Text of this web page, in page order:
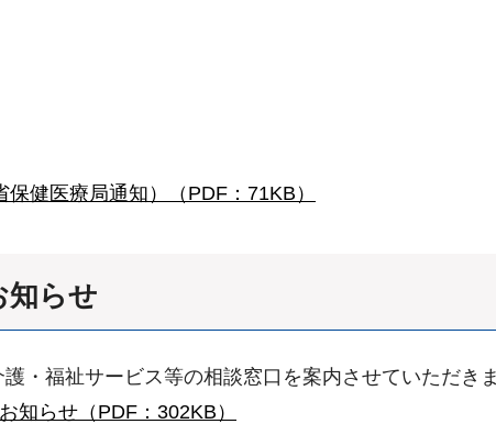
健医療局通知）（PDF：71KB）
知らせ
・福祉サービス等の相談窓口を案内させていただき
知らせ（PDF：302KB）